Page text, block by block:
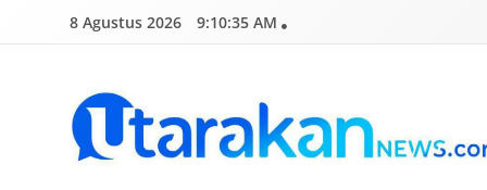
8 Agustus 2026 9:10:36 AM